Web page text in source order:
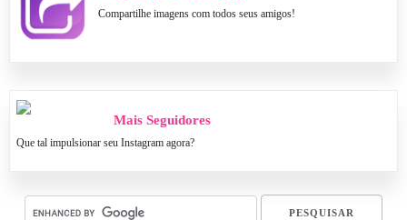
Compartilhe imagens com todos seus amigos!
Mais Seguidores
Que tal impulsionar seu Instagram agora?